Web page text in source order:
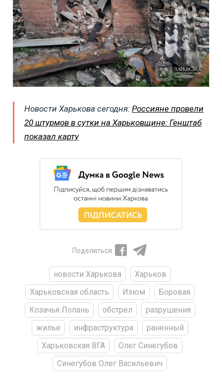
Новости Харькова сегодня: Россияне провели
20 штурмов в сутки на Харьковщине: Генштаб
показал карту
Поделиться
новости Харькова
Харьков
Харьковская область
Изюм
Боровая
Козачья Лопань
обстрел
разрушения
жилье
инфраструктура
раненный
Харьковская ВГА
Олег Синегубов
Синегубов Олег Васильевич